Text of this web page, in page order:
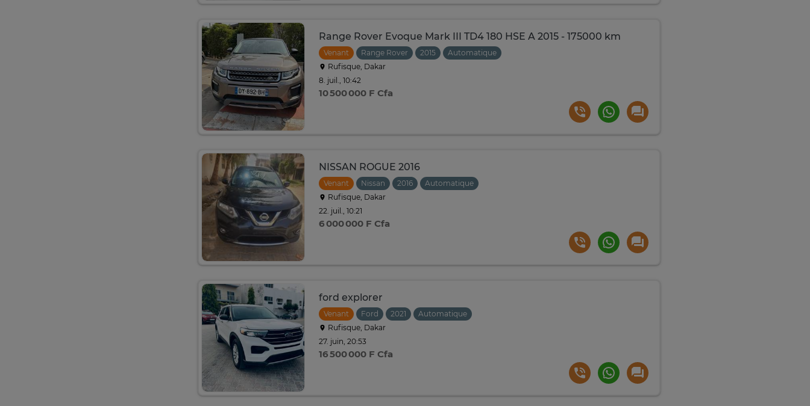
Range Rover Evoque Mark III TD4 180 HSE A 2015 - 175000 km
Venant Range Rover 2015
Automatique
Rufisque, Dakar
8. juil., 10:42
10 500 000 F Cfa
NISSAN ROGUE 2016
Venant Nissan 2016
Automatique
Rufisque, Dakar
22. juil., 10:21
6 000 000 F Cfa
ford explorer
Venant Ford 2021
Automatique
Rufisque, Dakar
27. juin, 20:53
16 500 000 F Cfa